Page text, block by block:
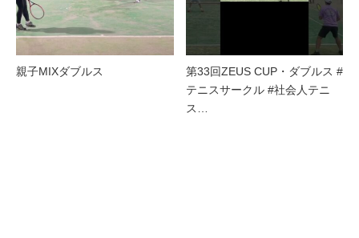
親子MIXダブルス
第33回ZEUS CUP・ダブルス #
テニスサークル #社会人テニ
ス…